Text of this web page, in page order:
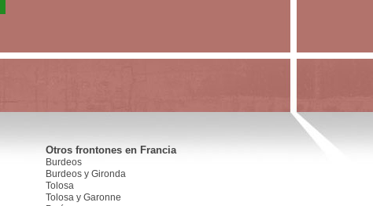
Otros frontones en Francia
Burdeos
Burdeos y Gironda
Tolosa
Tolosa y Garonne